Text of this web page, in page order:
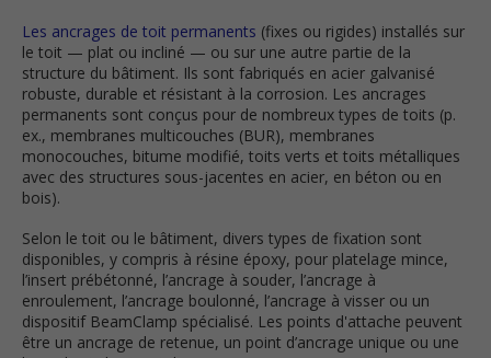
Les ancrages de toit permanents (fixes ou rigides) installés sur
le toit — plat ou incliné — ou sur une autre partie de la
structure du bâtiment. Ils sont fabriqués en acier galvanisé
robuste, durable et résistant à la corrosion. Les ancrages
permanents sont conçus pour de nombreux types de toits (p.
ex., membranes multicouches (BUR), membranes
monocouches, bitume modifié, toits verts et toits métalliques
avec des structures sous-jacentes en acier, en béton ou en
bois).
Selon le toit ou le bâtiment, divers types de fixation sont
disponibles, y compris à résine époxy, pour platelage mince,
l’insert prébétonné, l’ancrage à souder, l’ancrage à
enroulement, l’ancrage boulonné, l’ancrage à visser ou un
dispositif BeamClamp spécialisé. Les points d'attache peuvent
être un ancrage de retenue, un point d’ancrage unique ou une